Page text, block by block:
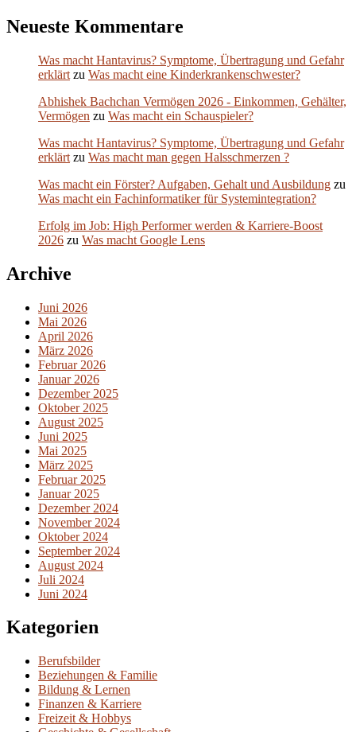
Neueste Kommentare
Was macht Hantavirus? Symptome, Übertragung und Gefahr
erklärt zu Was macht eine Kinderkrankenschwester?
Abhishek Bachchan Vermögen 2026 - Einkommen, Gehälter,
Vermögen zu Was macht ein Schauspieler?
Was macht Hantavirus? Symptome, Übertragung und Gefahr
erklärt zu Was macht man gegen Halsschmerzen ?
Was macht ein Förster? Aufgaben, Gehalt und Ausbildung zu
Was macht ein Fachinformatiker für Systemintegration?
Erfolg im Job: High Performer werden & Karriere-Boost
2026 zu Was macht Google Lens
Archive
Juni 2026
Mai 2026
April 2026
März 2026
Februar 2026
Januar 2026
Dezember 2025
Oktober 2025
August 2025
Juni 2025
Mai 2025
März 2025
Februar 2025
Januar 2025
Dezember 2024
November 2024
Oktober 2024
September 2024
August 2024
Juli 2024
Juni 2024
Kategorien
Berufsbilder
Beziehungen & Familie
Bildung & Lernen
Finanzen & Karriere
Freizeit & Hobbys